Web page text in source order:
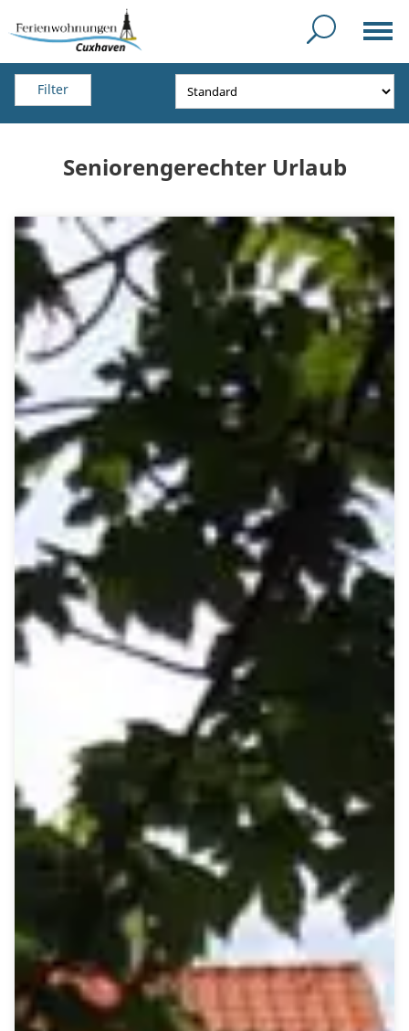
Filter
Seniorengerechter Urlaub